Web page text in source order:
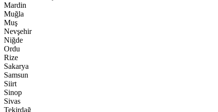
Mardin
Muğla
Muş
Nevşehir
Niğde
Ordu
Rize
Sakarya
Samsun
Siirt
Sinop
Sivas
Tekirdağ